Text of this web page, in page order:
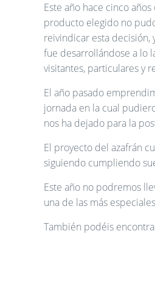
Este año hace cinco
producto elegido no
reivindicar esta decisión,
fue desarrollándose a lo
visitantes, particulares y
El año pasado
jornada en la cual
nos ha dejado para la
El proyecto del azafrán
siguiendo cumpliendo
Este año no podremos
una de las más
También podéis